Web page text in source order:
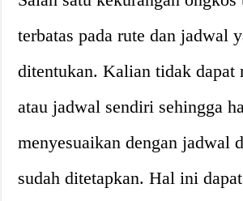
terbatas pada rute dan jadwal
ditentukan. Kalian tidak dapat
atau jadwal sendiri sehingga
menyesuaikan dengan jadwal
sudah ditetapkan. Hal ini